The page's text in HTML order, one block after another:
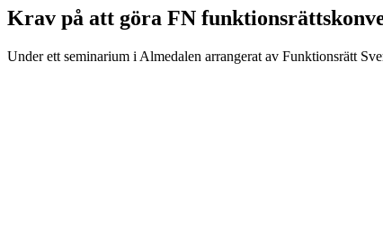
Krav på att göra FN
Under ett seminarium i Almedalen arrangerat av Funktionsrätt